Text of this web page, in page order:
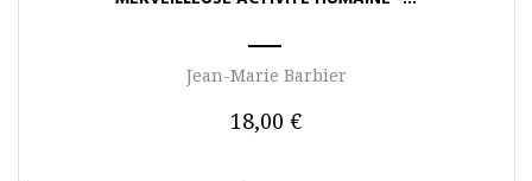
Jean-Marie Barbier
18,00 €